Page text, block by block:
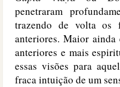
penetraram
trazendo de volta os
anteriores. Maior ainda
anteriores e mais
essas visões para
fraca intuição de um